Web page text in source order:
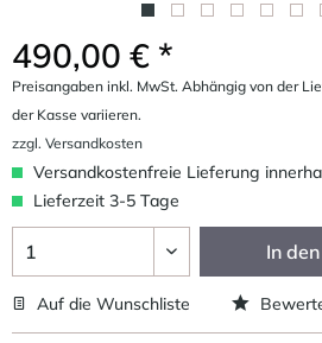
490,00 € *
Preisangaben inkl. MwSt. Abhängig von der
der Kasse variieren.
zzgl. Versandkosten
Versandkostenfreie Lieferung
Lieferzeit 3-5 Tage
In den
Auf die Wunschliste